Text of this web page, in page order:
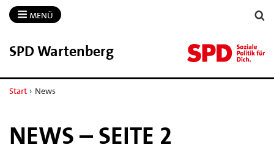
MENÜ
SPD Wartenberg
Start › News
NEWS – SEITE 2